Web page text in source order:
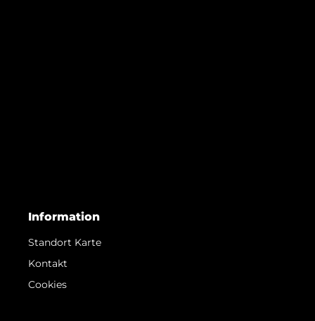
Information
Standort Karte
Kontakt
Cookies